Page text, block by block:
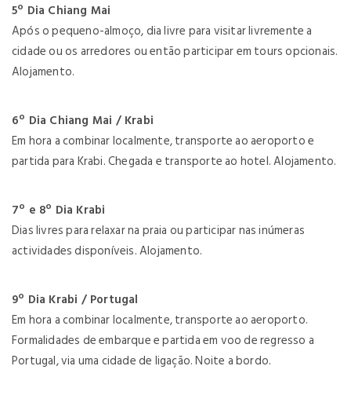
5º Dia Chiang Mai
Após o pequeno-almoço, dia livre para visitar livremente a
cidade ou os arredores ou então participar em tours opcionais.
Alojamento.
6º Dia Chiang Mai / Krabi
Em hora a combinar localmente, transporte ao aeroporto e
partida para Krabi. Chegada e transporte ao hotel. Alojamento.
7º e 8º Dia Krabi
Dias livres para relaxar na praia ou participar nas inúmeras
actividades disponíveis. Alojamento.
9º Dia Krabi / Portugal
Em hora a combinar localmente, transporte ao aeroporto.
Formalidades de embarque e partida em voo de regresso a
Portugal, via uma cidade de ligação. Noite a bordo.